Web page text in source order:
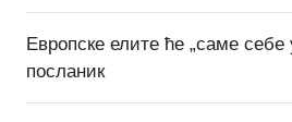
Европске елите ће „саме
посланик